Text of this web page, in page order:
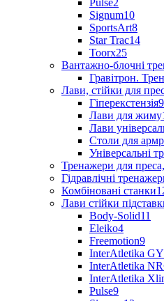
Pulse2
Signum10
SportsArt8
Star Trac14
Toorx25
Вантажно-блочні
Гравітрон.
Лави, стійки для
Гіперекстензія
Лави для жиму
Лави
Столи для
Універсальні
Тренажери для
Гідравлічні
Комбіновані станки
Лави стійки
Body-Solid11
Eleiko4
Freemotion9
InterAtletika
InterAtletika
InterAtletika
Pulse9